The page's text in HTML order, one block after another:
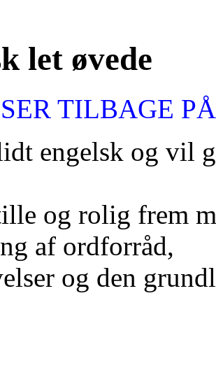
let øvede
TILBAGE
engelsk og vil
og rolig frem
af ordforråd,
og den